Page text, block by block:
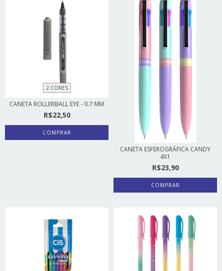
2 CORES
CANETA ROLLERBALL EYE - 0.7 MM
R$22,50
COMPRAR
CANETA ESFEROGRÁFICA CANDY
4X1
R$23,90
COMPRAR